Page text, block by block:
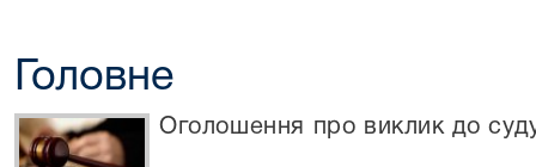
Головне
Оголошення про виклик до